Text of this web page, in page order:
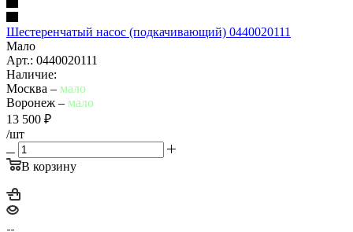
Шестеренчатый насос (подкачивающий) 0440020111
Мало
Арт.: 0440020111
Наличие:
Москва – мало
Воронеж – мало
13 500 ₽
/шт
В корзину